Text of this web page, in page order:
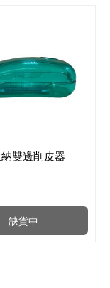
缺貨中
雙邊削皮器